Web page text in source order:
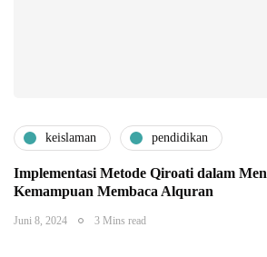
keislaman pendidikan
Implementasi Metode Qiroati dalam
Kemampuan Membaca Alquran
Juni 8, 2024 3 Mins read